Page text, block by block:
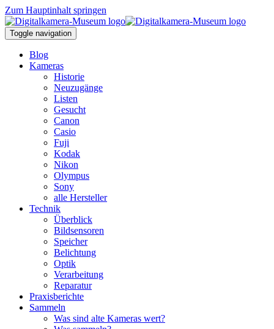
Zum Hauptinhalt springen
Toggle navigation
Blog
Kameras
Historie
Neuzugänge
Listen
Gesucht
Canon
Casio
Fuji
Kodak
Nikon
Olympus
Sony
alle Hersteller
Technik
Überblick
Bildsensoren
Speicher
Belichtung
Optik
Verarbeitung
Reparatur
Praxisberichte
Sammeln
Was sind alte Kameras wert?